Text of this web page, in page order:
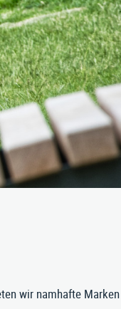
Karriere
Impressum |Datenschutz
wir namhafte